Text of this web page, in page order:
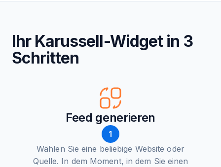
Ihr Karussell-Widget in 3
Schritten
Feed generieren
1
Wählen Sie eine beliebige Website oder
Quelle. In dem Moment, in dem Sie einen